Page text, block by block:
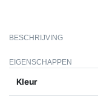
BESCHRIJVING
EIGENSCHAPPEN
Kleur